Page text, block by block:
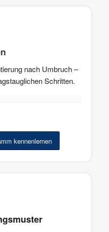
nach Umbruch –
Schritten.
alltagstauglicher Plan,
€
kennenlernen